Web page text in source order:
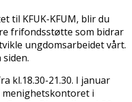
til KFUK-KFUM, blir du
frifondsstøtte som bidrar
ungdomsarbeidet vårt.
kl.18.30-21.30. I januar
menighetskontoret i